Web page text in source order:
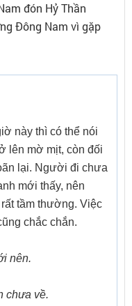
đón Hỷ Thần
Đông Nam vì gặp
này thì có thể nói
lên mờ mịt, còn đối
lại. Người đi chưa
mới thấy, nên
tầm thường. Việc
chắc chắn.
nên.
chưa về.